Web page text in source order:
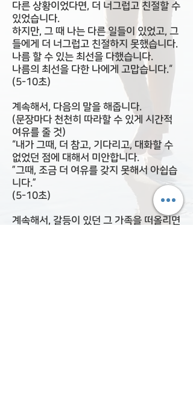
다른 상황이었다면, 더 너그럽고 친절할 수
있었습니다.
하지만, 그 때 나는 다른 일들이 있었고, 그
들에게 더 너그럽고 친절하지 못했습니다.
나름 할 수 있는 최선을 다했습니다.
나름의 최선을 다한 나에게 고맙습니다.“
(5-10초)
계속해서, 다음의 말을 해줍니다.
(문장마다 천천히 따라할 수 있게 시간적
여유를 줄 것)
“내가 그때, 더 참고, 기다리고, 대화할 수
없었던 점에 대해서 미안합니다.
”그때, 조금 더 여유를 갖지 못해서 아쉽습
니다.”
(5-10초)
계속해서, 갈등이 있던 그 가족을 떠올리면